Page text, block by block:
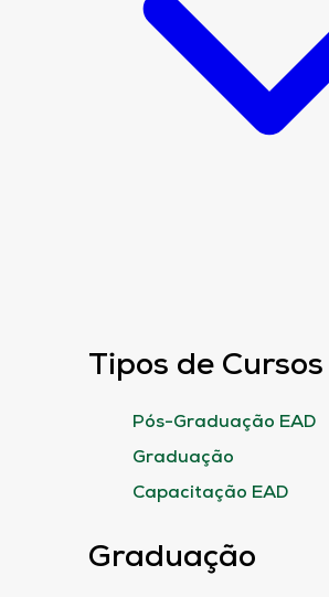
Tipos de Cursos
Pós-Graduação EAD
Graduação
Capacitação EAD
Graduação